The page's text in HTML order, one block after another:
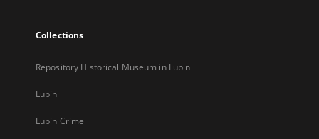
Collections
Repository Historical Museum in Lubin
Lubin
Lubin Crime